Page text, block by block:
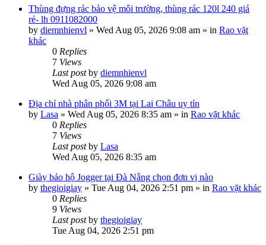
Thùng đựng rác bảo vệ môi trường, thùng rác 120l 240 giá
rẻ- lh 0911082000
by diemnhienvl » Wed Aug 05, 2026 9:08 am » in Rao vặt
khác
0 Replies
7 Views
Last postby diemnhienvl
Wed Aug 05, 2026 9:08 am
Địa chỉ nhà phân phối 3M tại Lai Châu uy tín
by Lasa » Wed Aug 05, 2026 8:35 am » in Rao vặt khác
0 Replies
7 Views
Last postby Lasa
Wed Aug 05, 2026 8:35 am
Giày bảo hộ Jogger tại Đà Nẵng chọn đơn vị nào
by thegioigiay » Tue Aug 04, 2026 2:51 pm » in Rao vặt khác
0 Replies
9 Views
Last postby thegioigiay
Tue Aug 04, 2026 2:51 pm